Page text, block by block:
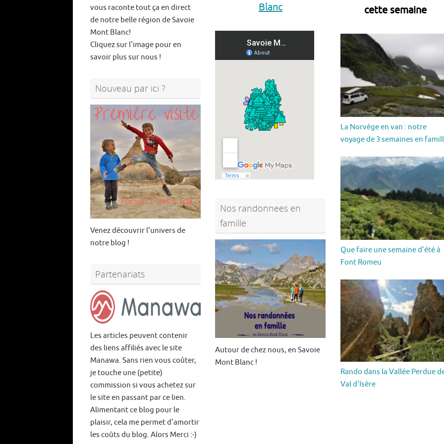
vous raconte tout ça en direct
de notre belle région de Savoie
Mont Blanc!
Cliquez sur l'image pour en
savoir plus sur nous !
Nouveau par ici ?
Venez découvrir l'univers de
notre blog !
Partenariats
Les articles peuvent contenir
des liens affiliés avec le site
Manawa. Sans rien vous coûter,
je touche une (petite)
commission si vous achetez sur
le site en passant par ce lien.
Alimentant ce blog pour le
plaisir, cela me permet d'amortir
les coûts du blog. Alors Merci :-)
Blanc
Nos randonnees en
famille
Autour de chez nous, en Savoie
Mont Blanc !
cette semaine
La Norvège en van : notre
voyage de 3 semaines en
Que faire une semaine d'été à
Font Romeu
Rando dans la Vallée Perdue
Val d'Isère